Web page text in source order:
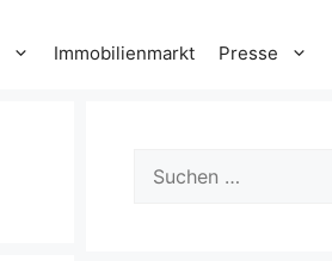
Immobilienmarkt Presse
nach: